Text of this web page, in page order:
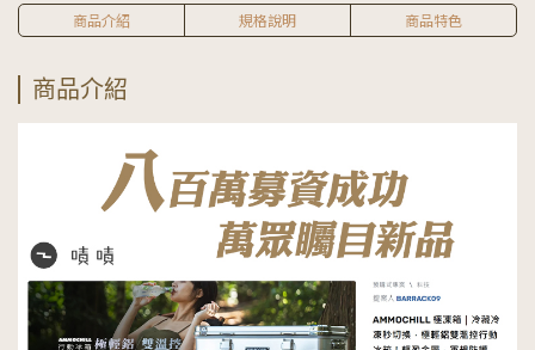
商品介紹 規格說明 商品特色
商品介紹